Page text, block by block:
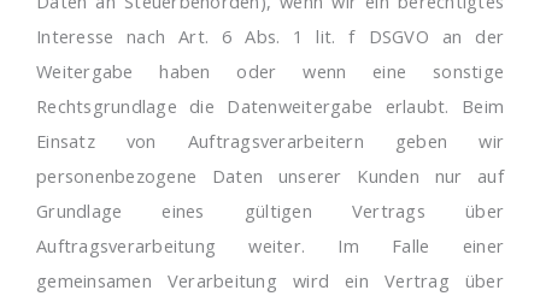
Interesse nach Art. 6 Abs. 1 lit. f DSGVO an der
Weitergabe haben oder wenn eine sonstige
Rechtsgrundlage die Datenweitergabe erlaubt. Beim
Einsatz von Auftragsverarbeitern geben wir
personenbezogene Daten unserer Kunden nur auf
Grundlage eines gültigen Vertrags über
Auftragsverarbeitung weiter. Im Falle einer
gemeinsamen Verarbeitung wird ein Vertrag über